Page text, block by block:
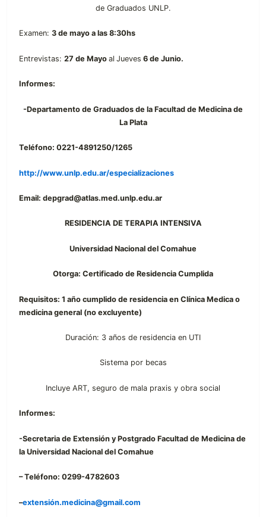
de Graduados UNLP.
Examen: 3 de mayo a las 8:30hs
Entrevistas: 27 de Mayo al Jueves 6 de Junio.
Informes:
-Departamento de Graduados de la Facultad de Medicina de
La Plata
Teléfono: 0221-4891250/1265
http://www.unlp.edu.ar/especializaciones
Email: depgrad@atlas.med.unlp.edu.ar
RESIDENCIA DE TERAPIA INTENSIVA
Universidad Nacional del Comahue
Otorga: Certificado de Residencia Cumplida
Requisitos: 1 año cumplido de residencia en Clínica Medica o
medicina general (no excluyente)
Duración: 3 años de residencia en UTI
Sistema por becas
Incluye ART, seguro de mala praxis y obra social
Informes:
-Secretaria de Extensión y Postgrado Facultad de Medicina de
la Universidad Nacional del Comahue
– Teléfono: 0299-4782603
–extensión.medicina@gmail.com